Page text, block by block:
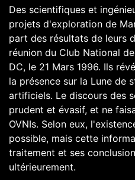
Des scientifiques et
projets d'exploration de
part des résultats de leurs
réunion du Club National
DC, le 21 Mars 1996. Ils
la présence sur la Lune de
artificiels. Le discours des
prudent et évasif, et ne
OVNIs. Selon eux,
possible, mais cette
traitement et ses
ultérieurement.